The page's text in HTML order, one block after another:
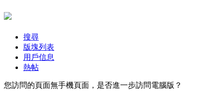
搜尋
版塊列表
用戶信息
熱帖
您訪問的頁面無手機頁面，是否進一步訪問電腦版？